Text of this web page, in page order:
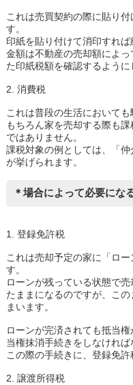
これは売買契約の際に貼り
す。
印紙を貼り付けて消印すれば
金額は不動産の売却額によ
た印紙税額を確認するように
2. 消費税
これは普段の生活においても
もちろん家を売却する際も
ではありません。
課税対象の例としては、「
が挙げられます。
＊場合によって必要にな
1. 登録免許税
これは売却予定の家に「ロ
す。
ローンが残っている状態で
たままになるのですが、こ
まいます。
ローンが完済されても抵当
当権抹消手続きをしなければ
この際の手続きに、登録免
2. 譲渡所得税